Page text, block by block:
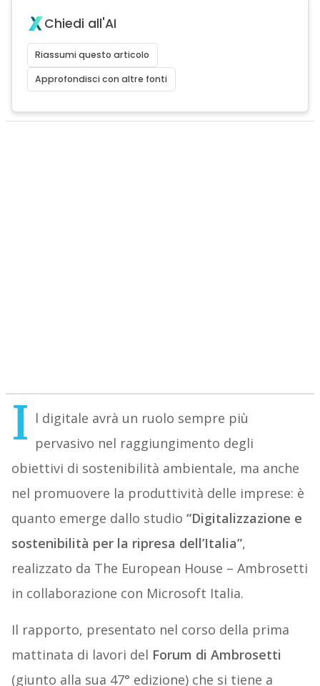
Chiedi all'AI
Riassumi questo articolo
Approfondisci con altre fonti
I l digitale avrà un ruolo sempre più
pervasivo nel raggiungimento degli
obiettivi di sostenibilità ambientale, ma anche
nel promuovere la produttività delle imprese: è
quanto emerge dallo studio “Digitalizzazione e
sostenibilità per la ripresa dell’Italia”,
realizzato da The European House – Ambrosetti
in collaborazione con Microsoft Italia.
Il rapporto, presentato nel corso della prima
mattinata di lavori del Forum di Ambrosetti
(giunto alla sua 47° edizione) che si tiene a